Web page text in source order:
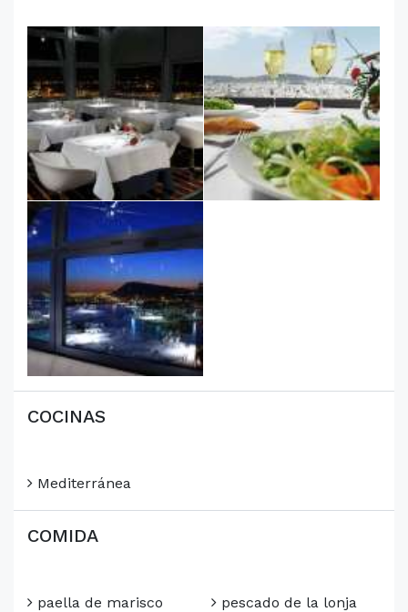
COCINAS
Mediterránea
COMIDA
paella de marisco
pescado de la lonja